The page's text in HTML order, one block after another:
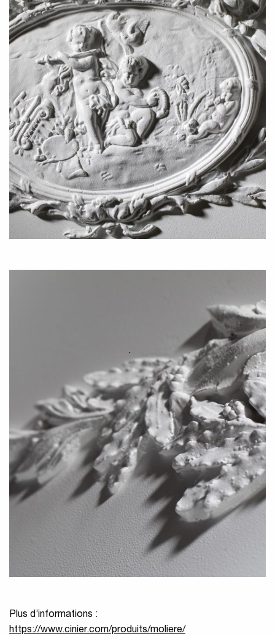
Plus d’informations :
https://www.cinier.com/produits/moliere/